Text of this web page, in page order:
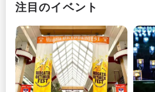
注目のイベント